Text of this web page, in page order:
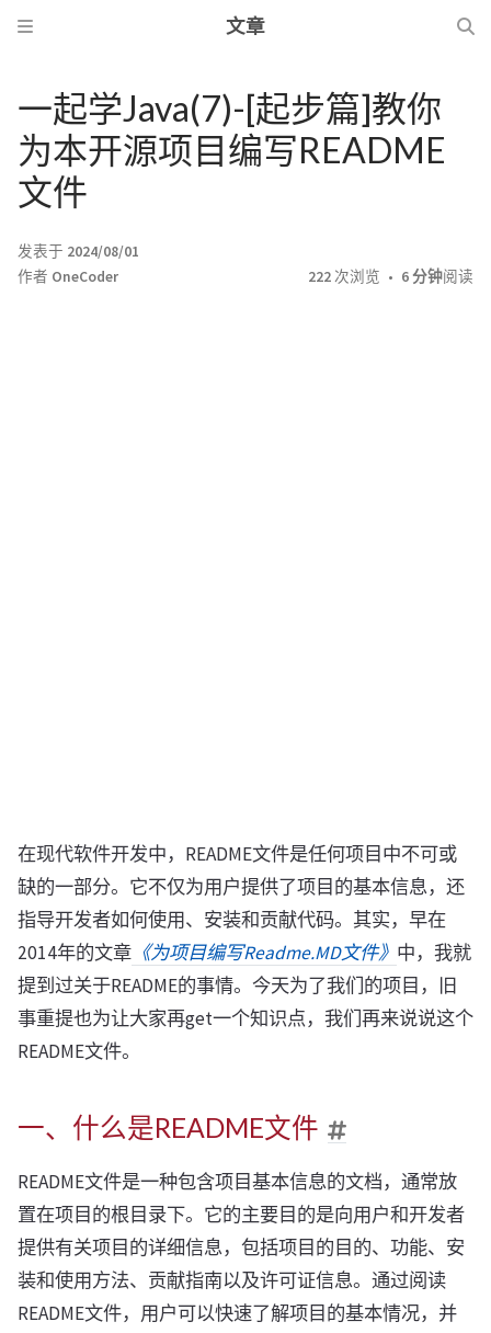
文章
一起学Java(7)-[起步篇]教你
为本开源项目编写README
文件
发表于 2024/08/01
作者 OneCoder 222次浏览 6 分钟阅读
在现代软件开发中，README文件是任何项目中不可或
缺的一部分。它不仅为用户提供了项目的基本信息，还
指导开发者如何使用、安装和贡献代码。其实，早在
2014年的文章 《为项目编写Readme.MD文件》 中，我就
提到过关于README的事情。今天为了我们的项目，旧
事重提也为让大家再get一个知识点，我们再来说说这个
README文件。
一、什么是README文件
README文件是一种包含项目基本信息的文档，通常放
置在项目的根目录下。它的主要目的是向用户和开发者
提供有关项目的详细信息，包括项目的目的、功能、安
装和使用方法、贡献指南以及许可证信息。通过阅读
README文件，用户可以快速了解项目的基本情况，并